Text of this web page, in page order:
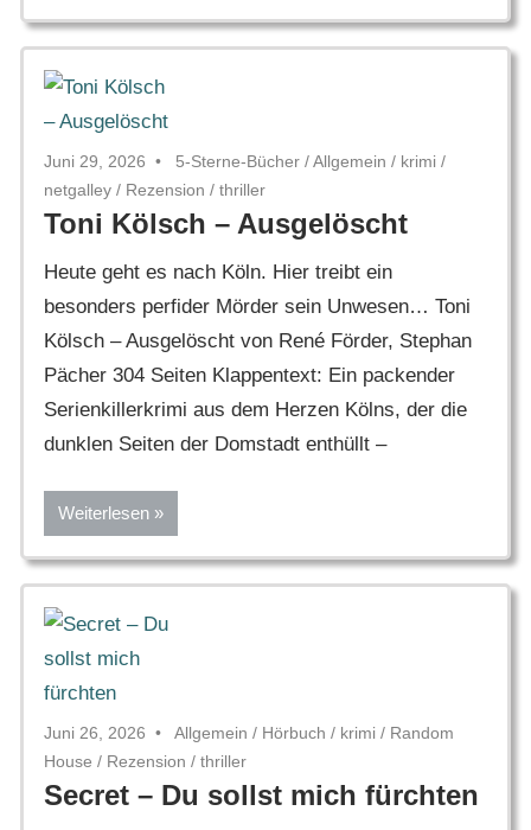
Juni 29, 2026 5-Sterne-Bücher /Allgemein / krimi /
netgalley / Rezension / thriller
Toni Kölsch – Ausgelöscht
Heute geht es nach Köln. Hier treibt ein
besonders perfider Mörder sein Unwesen… Toni
Kölsch – Ausgelöscht von René Förder, Stephan
Pächer 304 Seiten Klappentext: Ein packender
Serienkillerkrimi aus dem Herzen Kölns, der die
dunklen Seiten der Domstadt enthüllt –
Weiterlesen
Juni 26, 2026 Allgemein / Hörbuch / krimi / Random
House / Rezension / thriller
Secret – Du sollst mich fürchten